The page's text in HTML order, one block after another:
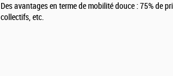
Des avantages en terme de mobilité douce : 75% de
collectifs, etc.